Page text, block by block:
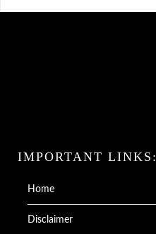
IMPORTANT LINKS:
Home
Disclaimer